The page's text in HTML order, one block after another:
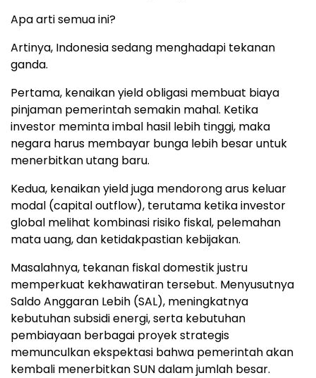
Apa arti semua ini?
Artinya, Indonesia sedang menghadapi tekanan
ganda.
Pertama, kenaikan yield obligasi membuat biaya
pinjaman pemerintah semakin mahal. Ketika
investor meminta imbal hasil lebih tinggi, maka
negara harus membayar bunga lebih besar untuk
menerbitkan utang baru.
Kedua, kenaikan yield juga mendorong arus keluar
modal (capital outflow), terutama ketika investor
global melihat kombinasi risiko fiskal, pelemahan
mata uang, dan ketidakpastian kebijakan.
Masalahnya, tekanan fiskal domestik justru
memperkuat kekhawatiran tersebut. Menyusutnya
Saldo Anggaran Lebih (SAL), meningkatnya
kebutuhan subsidi energi, serta kebutuhan
pembiayaan berbagai proyek strategis
memunculkan ekspektasi bahwa pemerintah akan
kembali menerbitkan SUN dalam jumlah besar.